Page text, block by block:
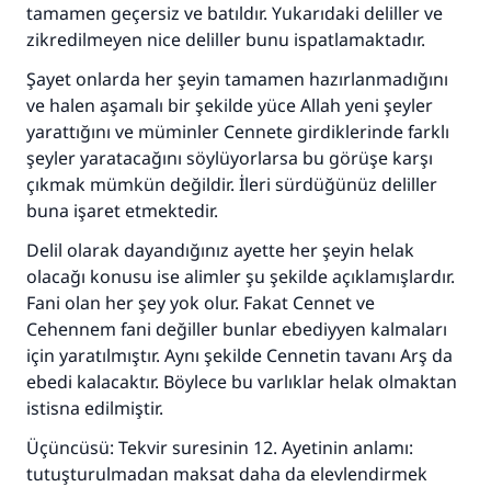
tamamen geçersiz ve batıldır. Yukarıdaki deliller ve
zikredilmeyen nice deliller bunu ispatlamaktadır.
Şayet onlarda her şeyin tamamen hazırlanmadığını
ve halen aşamalı bir şekilde yüce Allah yeni şeyler
yarattığını ve müminler Cennete girdiklerinde farklı
şeyler yaratacağını söylüyorlarsa bu görüşe karşı
çıkmak mümkün değildir. İleri sürdüğünüz deliller
buna işaret etmektedir.
Delil olarak dayandığınız ayette her şeyin helak
olacağı konusu ise alimler şu şekilde açıklamışlardır.
Fani olan her şey yok olur. Fakat Cennet ve
Cehennem fani değiller bunlar ebediyyen kalmaları
için yaratılmıştır. Aynı şekilde Cennetin tavanı Arş da
ebedi kalacaktır. Böylece bu varlıklar helak olmaktan
istisna edilmiştir.
Üçüncüsü: Tekvir suresinin 12. Ayetinin anlamı:
tutuşturulmadan maksat daha da elevlendirmek